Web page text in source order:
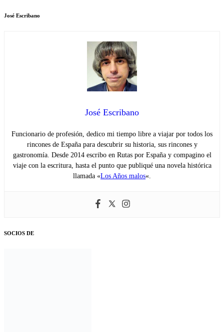
José Escribano
José Escribano
Funcionario de profesión, dedico mi tiempo libre a viajar por todos los
rincones de España para descubrir su historia, sus rincones y
gastronomía. Desde 2014 escribo en Rutas por España y compagino el
viaje con la escritura, hasta el punto que publiqué una novela histórica
llamada «Los Años malos«.
SOCIOS DE